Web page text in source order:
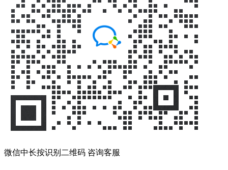
微信中长按识别二维码 咨询客服